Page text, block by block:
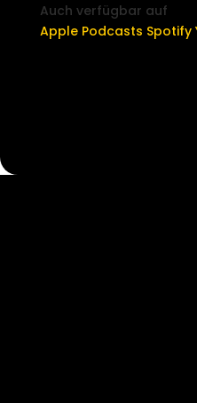
Auch verfügbar auf
Apple Podcasts Spotify